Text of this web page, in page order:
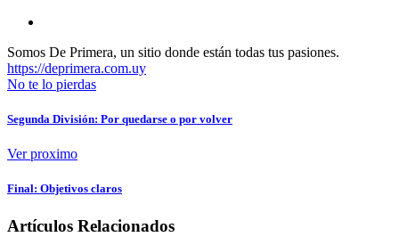
Somos De Primera, un sitio donde están todas tus pasiones.
https://deprimera.com.uy
No te lo pierdas
Segunda División: Por quedarse o por volver
Ver proximo
Final: Objetivos claros
Artículos Relacionados